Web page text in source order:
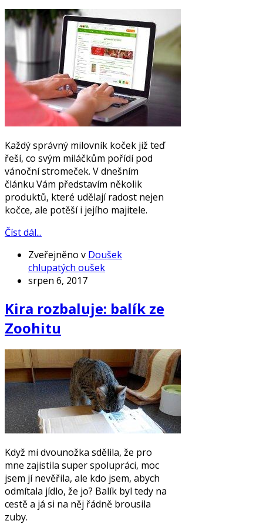
Každý správný milovník koček již teď
řeší, co svým miláčkům pořídí pod
vánoční stromeček. V dnešním
článku Vám představím několik
produktů, které udělají radost nejen
kočce, ale potěší i jejího majitele.
Číst dál...
Zveřejněno v Doušek
chlupatých oušek
srpen 6, 2017
Kira rozbaluje: balík ze
Zoohitu
Když mi dvounožka sdělila, že pro
mne zajistila super spolupráci, moc
jsem jí nevěřila, ale kdo jsem, abych
odmítala jídlo, že jo? Balík byl tedy na
cestě a já si na něj řádně brousila
zuby.